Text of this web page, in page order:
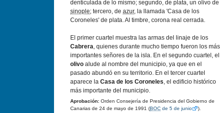
denticulada de lo mismo; segundo, de plata, un olivo de
sinople; tercero, de azur, la llamada 'Casa de los
Coroneles' de plata. Al timbre, corona real cerrada.
El primer cuartel muestra las armas del linaje de los
Cabrera, quienes durante mucho tiempo fueron los más
importantes señores de la isla. En el segundo cuartel, el
olivo alude al nombre del municipio, ya que en el
pasado abundó en su territorio. En el tercer cuartel
aparece la Casa de los Coroneles, el edificio histórico
más importante del municipio.
Aprobación: Orden Consejería de Presidencia del Gobierno de
Canarias de 24 de mayo de 1991 (BOC de 5 de junio ).